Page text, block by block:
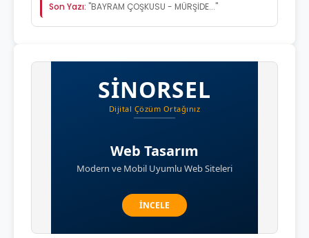
Son Yazı: "BAYRAM ÇOŞKUSU - MÜRŞİDE..."